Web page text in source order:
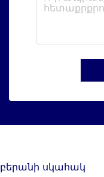
բերանի սկահակ